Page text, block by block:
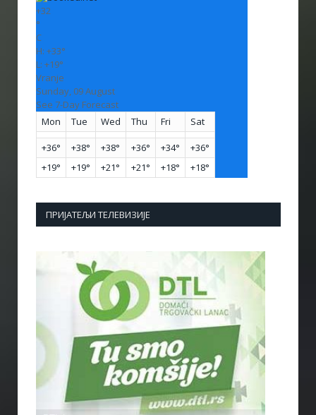
+32
°
C
H: +33°
L: +19°
Vranje
Sunday, 09 August
See 7-Day Forecast
Mon
Tue Wed Thu Fri Sat
+36° +38° +38° +36° +34° +36°
+19° +19° +21° +21° +18° +18°
ПРИЈАТЕЉИ ТЕЛЕВИЗИЈЕ